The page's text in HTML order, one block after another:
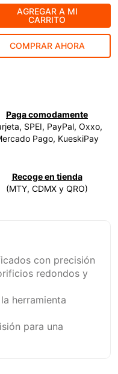
AGREGAR A MI
CARRITO
COMPRAR AHORA
Paga comodamente
SPEI, PayPal, Oxxo,
Pago, KueskiPay
Recoge en tienda
(MTY, CDMX y QRO)
con precisión
redondos y
herramienta
para una